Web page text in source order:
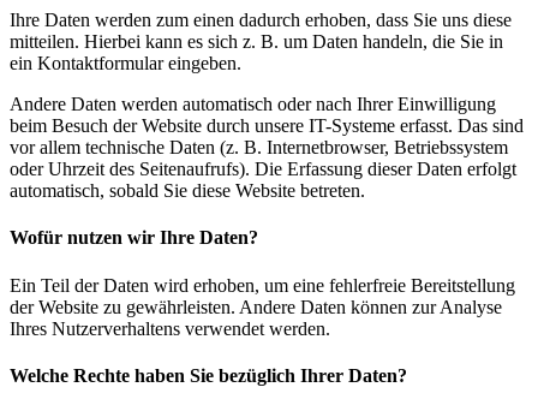
Ihre Daten werden zum einen dadurch erhoben, dass Sie uns diese
mitteilen. Hierbei kann es sich z. B. um Daten handeln, die Sie in
ein Kontaktformular eingeben.
Andere Daten werden automatisch oder nach Ihrer Einwilligung
beim Besuch der Website durch unsere IT-Systeme erfasst. Das sind
vor allem technische Daten (z. B. Internetbrowser, Betriebssystem
oder Uhrzeit des Seitenaufrufs). Die Erfassung dieser Daten erfolgt
automatisch, sobald Sie diese Website betreten.
Wofür nutzen wir Ihre Daten?
Ein Teil der Daten wird erhoben, um eine fehlerfreie Bereitstellung
der Website zu gewährleisten. Andere Daten können zur Analyse
Ihres Nutzerverhaltens verwendet werden.
Welche Rechte haben Sie bezüglich Ihrer Daten?